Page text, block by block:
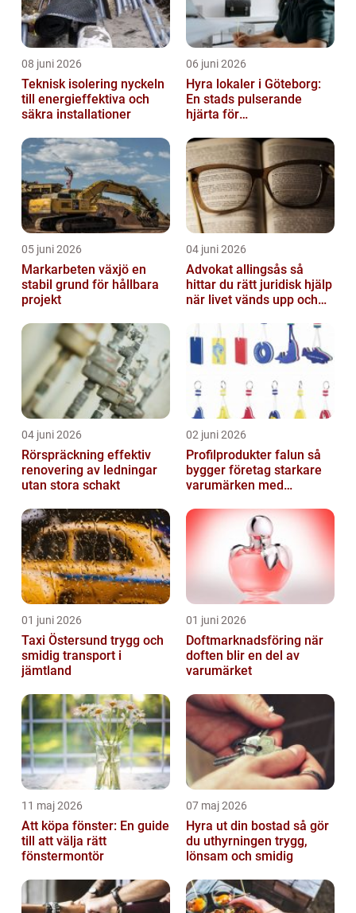
08 juni 2026
Teknisk isolering nyckeln
till energieffektiva och
säkra installationer
06 juni 2026
Hyra lokaler i Göteborg:
En stads pulserande
hjärta för
05 juni 2026
Markarbeten växjö en
stabil grund för hållbara
projekt
04 juni 2026
Advokat allingsås så
hittar du rätt juridisk hjälp
när livet vänds upp och
04 juni 2026
Rörspräckning effektiv
renovering av ledningar
utan stora schakt
02 juni 2026
Profilprodukter falun så
bygger företag starkare
varumärken med
01 juni 2026
Taxi Östersund trygg och
smidig transport i
jämtland
01 juni 2026
Doftmarknadsföring när
doften blir en del av
varumärket
11 maj 2026
Att köpa fönster: En guide
till att välja rätt
fönstermontör
07 maj 2026
Hyra ut din bostad så gör
du uthyrningen trygg,
lönsam och smidig